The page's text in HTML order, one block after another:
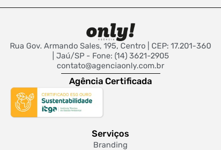
Rua Gov. Armando Sales, 195, Centro | CEP: 17.201-360
| Jaú/SP - Fone: (14) 3621-2905
contato@agenciaonly.com.br
Agência Certificada
Serviços
Branding